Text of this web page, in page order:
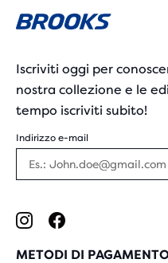
Iscriviti oggi per
nostra collezione e le
tempo iscriviti subito!
Indirizzo e-mail
METODI DI